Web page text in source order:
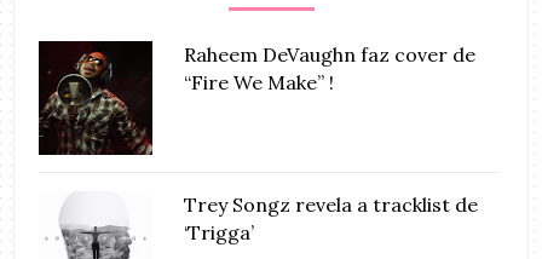
Raheem DeVaughn faz cover de
“Fire We Make” !
Trey Songz revela a tracklist de
‘Trigga’